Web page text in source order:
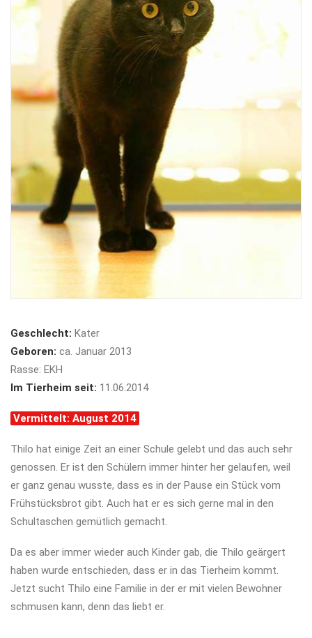
Geschlecht: Kater
Geboren: ca. Januar 2013
Rasse: EKH
Im Tierheim seit: 11.06.2014
Vermittelt: August 2014
Thilo hat einige Zeit an einer Schule gelebt und das auch sehr
genossen. Er ist den Schülern immer hinter her gelaufen, weil
er ganz genau wusste, dass es in der Pause ein Stück vom
Frühstücksbrot gibt. Auch hat er es sich gerne mal in den
Schultaschen gemütlich gemacht.
Da es aber immer wieder auch Kinder gab, die Thilo geärgert
haben wurde entschieden, dass er in das Tierheim kommt.
Jetzt sucht Thilo eine Familie in der er mit vielen Bewohner
schmusen kann, denn das liebt er.